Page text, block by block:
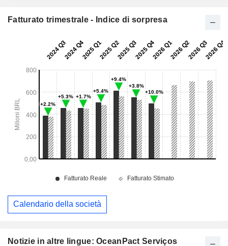
Notizie in altre lingue: OceanPact Serviços
Fatturato trimestrale - Indice di sorpresa
Calendario della società